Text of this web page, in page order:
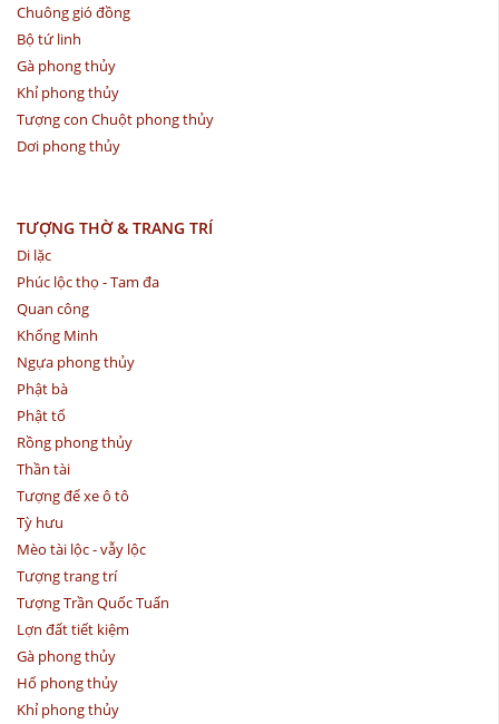
Chuông gió đồng
Bộ tứ linh
Gà phong thủy
Khỉ phong thủy
Tượng con Chuột phong thủy
Dơi phong thủy
TƯỢNG THỜ & TRANG TRÍ
Di lặc
Phúc lộc thọ - Tam đa
Quan công
Khổng Minh
Ngựa phong thủy
Phật bà
Phật tổ
Rồng phong thủy
Thần tài
Tượng để xe ô tô
Tỳ hưu
Mèo tài lộc - vẫy lộc
Tượng trang trí
Tượng Trần Quốc Tuấn
Lợn đất tiết kiệm
Gà phong thủy
Hổ phong thủy
Khỉ phong thủy